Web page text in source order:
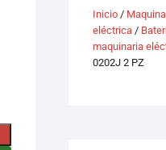
Inicio /
eléctrica /
maquinaria
0202J 2 PZ